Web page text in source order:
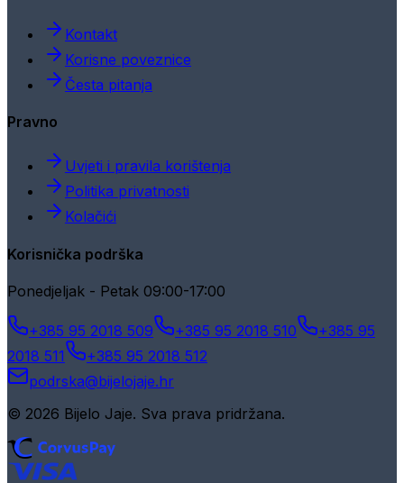
Kontakt
Korisne poveznice
Česta pitanja
Pravno
Uvjeti i pravila korištenja
Politika privatnosti
Kolačići
Korisnička podrška
Ponedjeljak - Petak 09:00-17:00
+385 95 2018 509 +385 95 2018 510
+385 95
2018 511
+385 95 2018 512
podrska@bijelojaje.hr
© 2026 Bijelo Jaje. Sva prava pridržana.